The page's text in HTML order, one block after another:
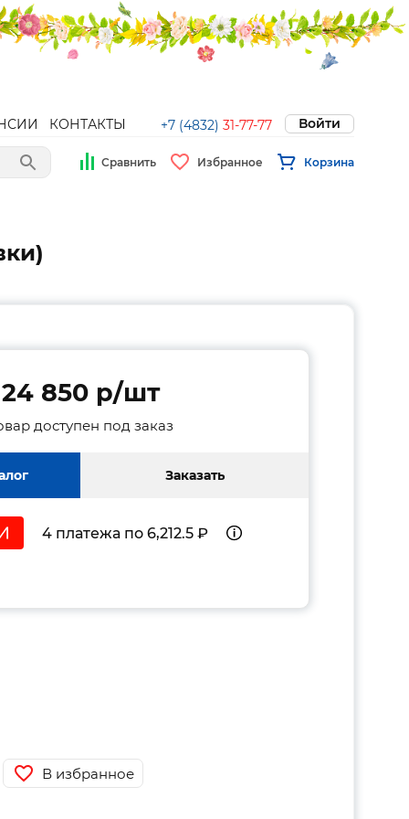
КОНТАКТЫ +7 (4832) 31-77-77 Войти
Сравнить Избранное Корзина
24 850 p/шт
доступен под заказ
Заказать
4 платежа по 6,212.5 ₽
В избранное